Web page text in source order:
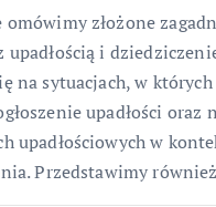
omówimy złożone
upadłością i
na sytuacjach, w
upadłości oraz
upadłościowych w
Przedstawimy